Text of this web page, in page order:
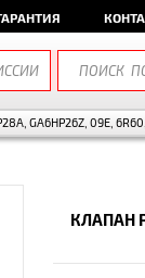
GA6HP26Z, 09E,
КЛАПАН